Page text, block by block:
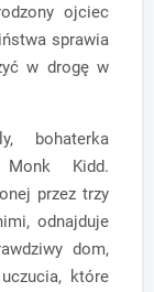
ojciec
sprawia
w drogę w
bohaterka
Monk Kidd.
przez trzy
odnajduje
dom,
które